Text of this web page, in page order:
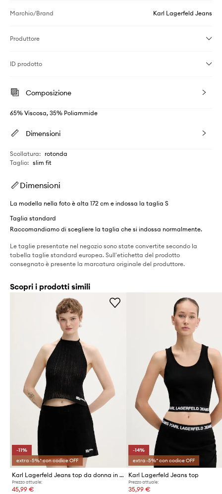
Marchio/Brand Karl Lagerfeld Jeans
Produttore
ID prodotto
Composizione
65% Viscosa, 35% Poliammide
Dimensioni
Scollatura: rotonda
Taglio: slim fit
Dimensioni
La modella nella foto è alta 172 cm e indossa la taglia S
Taglia standard
Raccomandiamo di scegliere la taglia che si indossa normalmente.
Le taglie presentate nel negozio sono state convertite secondo la
tabella taglie standard europea. Sull'etichetta del prodotto
consegnato è presente la marcatura originale del produttore.
Scopri i prodotti simili
-11%
extra -5%* con codice OFF
Karl Lagerfeld Jeans top da donna in cotone
Prezzo attuale:
45,99 €
-14%
extra -5%* con codice OFF
Karl Lagerfeld Jeans top
Prezzo attuale:
35,99 €